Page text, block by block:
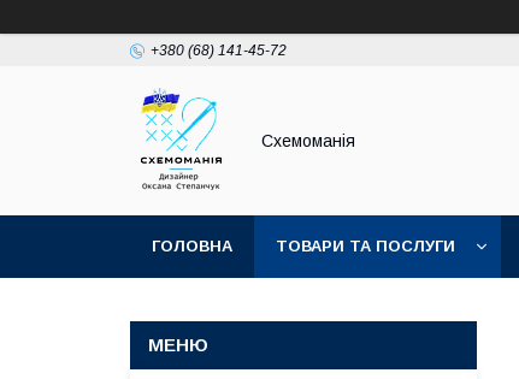
+380 (68) 141-45-72
Схемоманія
ГОЛОВНА ТОВАРИ ТА ПОСЛУГИ